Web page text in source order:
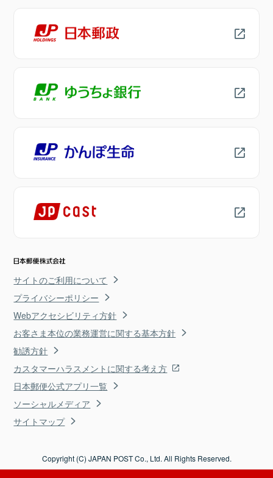
サイトのご利用について
プライバシーポリシー
Webアクセシビリティ方針
お客さま本位の業務運営に関する基本方針
勧誘方針
カスタマーハラスメントに関する考え方
日本郵便公式アプリ一覧
ソーシャルメディア
サイトマップ
Copyright (C) JAPAN POST Co., Ltd. All Rights Reserved.